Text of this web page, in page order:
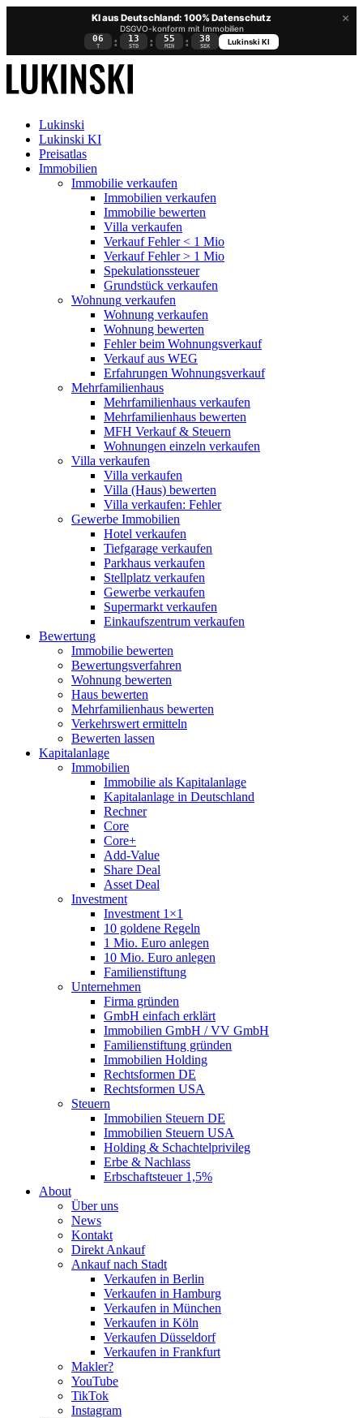
×
KI aus Deutschland: 100% Datenschutz
DSGVO-konform mit Immobilien
06
T : 13
STD : 55
MIN : 37
SEK
Lukinski KI
Lukinski
Lukinski KI
Preisatlas
Immobilien
Immobilie verkaufen
Immobilien verkaufen
Immobilie bewerten
Villa verkaufen
Verkauf Fehler < 1 Mio
Verkauf Fehler > 1 Mio
Spekulationssteuer
Grundstück verkaufen
Wohnung verkaufen
Wohnung verkaufen
Wohnung bewerten
Fehler beim Wohnungsverkauf
Verkauf aus WEG
Erfahrungen Wohnungsverkauf
Mehrfamilienhaus
Mehrfamilienhaus verkaufen
Mehrfamilienhaus bewerten
MFH Verkauf & Steuern
Wohnungen einzeln verkaufen
Villa verkaufen
Villa verkaufen
Villa (Haus) bewerten
Villa verkaufen: Fehler
Gewerbe Immobilien
Hotel verkaufen
Tiefgarage verkaufen
Parkhaus verkaufen
Stellplatz verkaufen
Gewerbe verkaufen
Supermarkt verkaufen
Einkaufszentrum verkaufen
Bewertung
Immobilie bewerten
Bewertungsverfahren
Wohnung bewerten
Haus bewerten
Mehrfamilienhaus bewerten
Verkehrswert ermitteln
Bewerten lassen
Kapitalanlage
Immobilien
Immobilie als Kapitalanlage
Kapitalanlage in Deutschland
Rechner
Core
Core+
Add-Value
Share Deal
Asset Deal
Investment
Investment 1×1
10 goldene Regeln
1 Mio. Euro anlegen
10 Mio. Euro anlegen
Familienstiftung
Unternehmen
Firma gründen
GmbH einfach erklärt
Immobilien GmbH / VV GmbH
Familienstiftung gründen
Immobilien Holding
Rechtsformen DE
Rechtsformen USA
Steuern
Immobilien Steuern DE
Immobilien Steuern USA
Holding & Schachtelprivileg
Erbe & Nachlass
Erbschaftsteuer 1,5%
About
Über uns
News
Kontakt
Direkt Ankauf
Ankauf nach Stadt
Verkaufen in Berlin
Verkaufen in Hamburg
Verkaufen in München
Verkaufen in Köln
Verkaufen Düsseldorf
Verkaufen in Frankfurt
Makler?
YouTube
TikTok
Instagram